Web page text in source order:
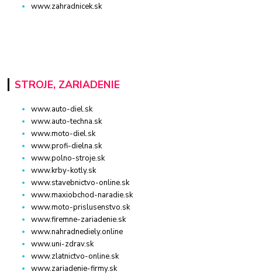
www.zahradnicek.sk
STROJE, ZARIADENIE
www.auto-diel.sk
www.auto-techna.sk
www.moto-diel.sk
www.profi-dielna.sk
www.polno-stroje.sk
www.krby-kotly.sk
www.stavebnictvo-online.sk
www.maxiobchod-naradie.sk
www.moto-prislusenstvo.sk
www.firemne-zariadenie.sk
www.nahradnediely.online
www.uni-zdrav.sk
www.zlatnictvo-online.sk
www.zariadenie-firmy.sk